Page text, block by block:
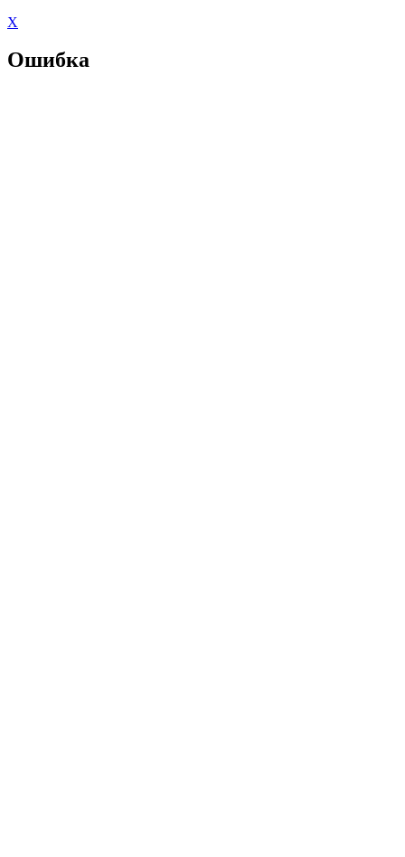
X
Ошибка